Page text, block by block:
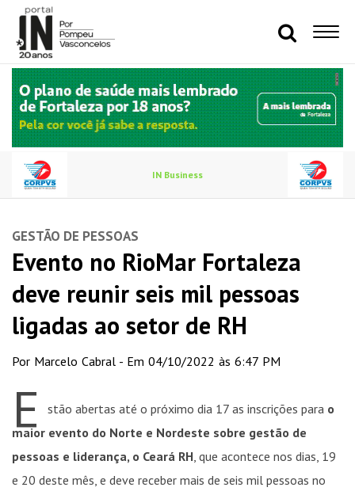
IN Business
GESTÃO DE PESSOAS
Evento no RioMar Fortaleza
deve reunir seis mil pessoas
ligadas ao setor de RH
Por Marcelo Cabral - Em 04/10/2022 às 6:47 PM
E stão abertas até o próximo dia 17 as inscrições para o
maior evento do Norte e Nordeste sobre gestão de
pessoas e liderança, o Ceará RH, que acontece nos dias, 19
e 20 deste mês, e deve receber mais de seis mil pessoas no